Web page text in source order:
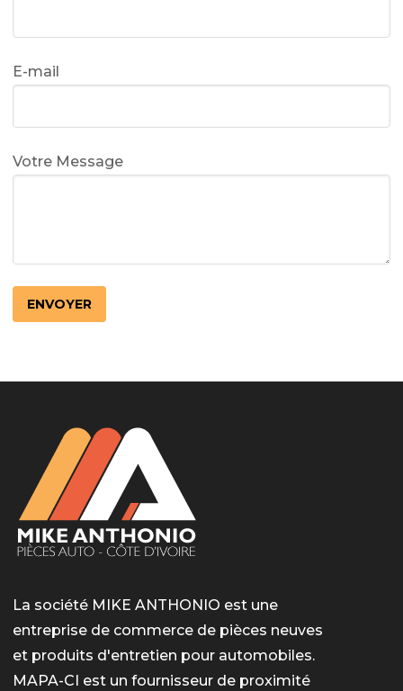
E-mail
Votre Message
LotoMart
Бай Лото
escort barcelone
https://intimaties.net/es/category/woman-used-
used-panties-es/
eros houston
albanianescort
La société MIKE ANTHONIO est une
entreprise de commerce de pièces neuves
et produits d'entretien pour automobiles.
MAPA-CI est un fournisseur de proximité